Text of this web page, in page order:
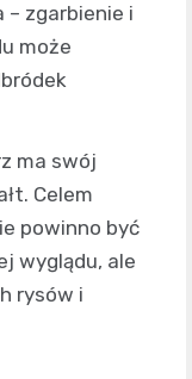
– zgarbienie i
może
ma swój
Celem
powinno być
wyglądu, ale
rysów i